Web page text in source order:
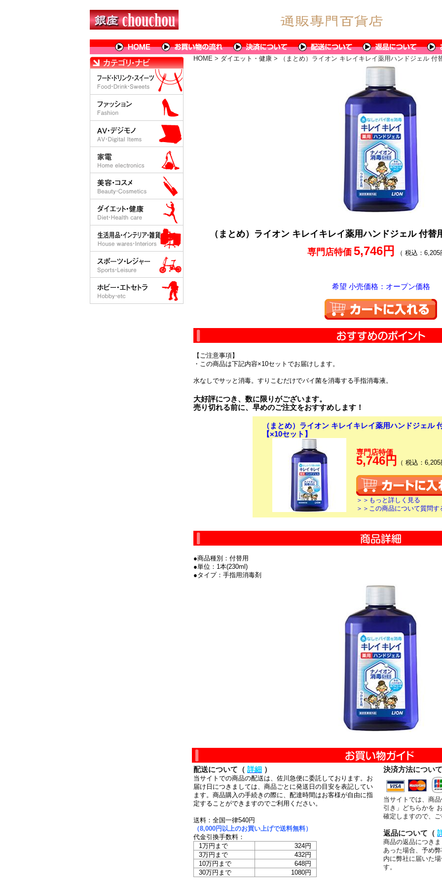
HOME > ダイエット・健康 > （まとめ）ライオン キレイキレイ薬用ハンドジェル 付
（まとめ）ライオン キレイキレイ薬用ハンドジェル 付替
専門店特価 5,746円 （ 税込：6,205
希望 小売価格：オープン価格
【ご注意事項】
・この商品は下記内容×10セットでお届けします。
水なしでサッと消毒。すりこむだけでバイ菌を消毒する手指消毒液。
大好評につき、数に限りがございます。
売り切れる前に、早めのご注文をおすすめします！
（まとめ）ライオン キレイキレイ薬用ハンドジェル
【×10セット】
専門店特価
5,746円 （ 税込：6,205
＞＞もっと詳しく見る
＞＞この商品について質問す
●商品種別：付替用
●単位：1本(230ml)
●タイプ：手指用消毒剤
配送について（ 詳細 ）
当サイトでの商品の配送は、佐川急便に委託しております。お
届け日につきましては、商品ごとに発送日の目安を表記してい
ます。商品購入の手続きの際に、配達時間はお客様が自由に指
定することができますのでご利用ください。
送料：全国一律540円
（8,000円以上のお買い上げで送料無料）
代金引換手数料：
1万円まで
324円
3万円まで
432円
10万円まで
648円
30万円まで
1080円
決済方法につい
当サイトでは、商
引き」どちらかを
確定しますので、
返品について（
商品の返品につき
あった場合、予め
内に弊社に届いた
す。